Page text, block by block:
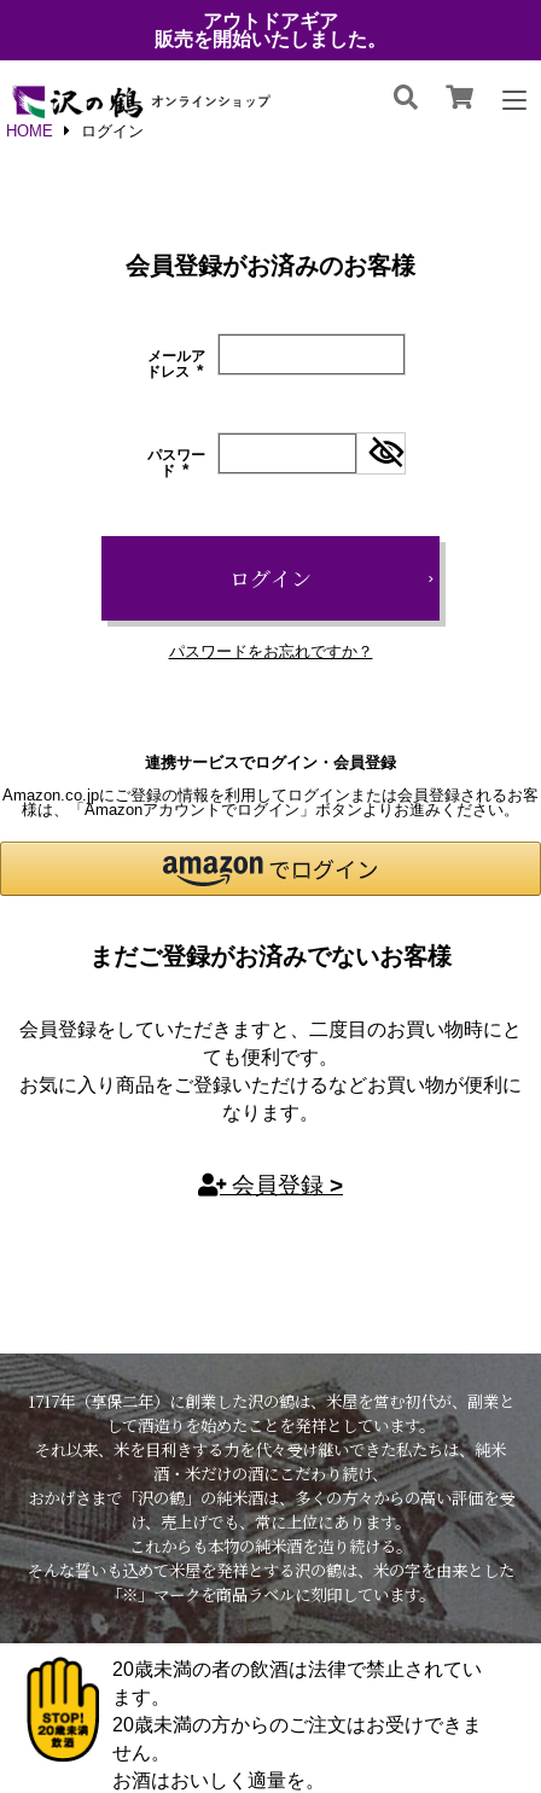
アウトドアギア
販売を開始いたしました。
HOME ログイン
会員登録がお済みのお客様
メールア
ドレス
パスワー
ド
ログイン
パスワードをお忘れですか？
連携サービスでログイン・会員登録
Amazon.co.jpにご登録の情報を利用してログインまたは会員登録されるお客
様は、「Amazonアカウントでログイン」ボタンよりお進みください。
まだご登録がお済みでないお客様
会員登録をしていただきますと、二度目のお買い物時にと
ても便利です。
お気に入り商品をご登録いただけるなどお買い物が便利に
なります。
会員登録
1717年（享保二年）に創業した沢の鶴は、米屋を営む初代が、副業と
して酒造りを始めたことを発祥としています。
それ以来、米を目利きする力を代々受け継いできた私たちは、純米
酒・米だけの酒にこだわり続け、
おかげさまで「沢の鶴」の純米酒は、多くの方々からの高い評価を受
け、売上げでも、常に上位にあります。
これからも本物の純米酒を造り続ける。
そんな誓いも込めて米屋を発祥とする沢の鶴は、米の字を由来とした
「※」マークを商品ラベルに刻印しています。
20歳未満の者の飲酒は法律で禁止されてい
ます。
20歳未満の方からのご注文はお受けできま
せん。
お酒はおいしく適量を。